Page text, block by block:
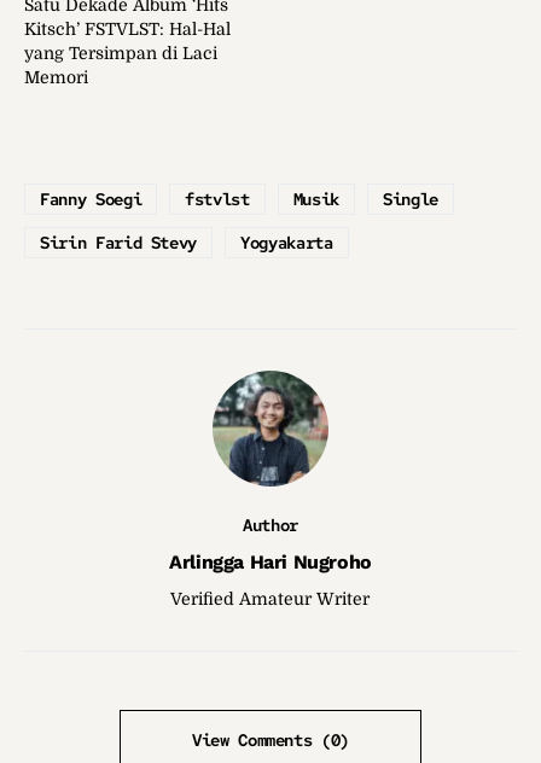
Satu Dekade Album ‘Hits
Kitsch’ FSTVLST: Hal-Hal
yang Tersimpan di Laci
Memori
Fanny Soegi fstvlst Musik
Single
Sirin Farid Stevy
Yogyakarta
Author
Arlingga Hari Nugroho
Verified Amateur Writer
View Comments (0)